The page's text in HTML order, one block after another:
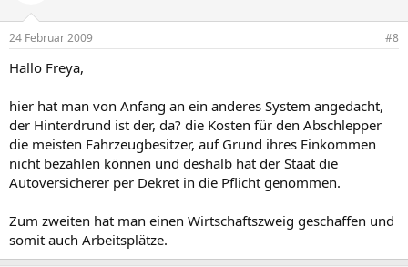
24 Februar 2009 #8
Hallo Freya,
hier hat man von Anfang an ein anderes System angedacht,
der Hinterdrund ist der, da? die Kosten für den Abschlepper
die meisten Fahrzeugbesitzer, auf Grund ihres Einkommen
nicht bezahlen können und deshalb hat der Staat die
Autoversicherer per Dekret in die Pflicht genommen.
Zum zweiten hat man einen Wirtschaftszweig geschaffen und
somit auch Arbeitsplätze.